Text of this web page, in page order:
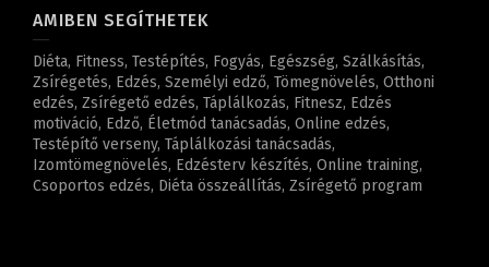
AMIBEN SEGÍTHETEK
Diéta, Fitness, Testépítés, Fogyás, Egészség, Szálkásítás,
Zsírégetés, Edzés, Személyi edző, Tömegnövelés, Otthoni
edzés, Zsírégető edzés, Táplálkozás, Fitnesz, Edzés
motiváció, Edző, Életmód tanácsadás, Online edzés,
Testépítő verseny, Táplálkozási tanácsadás,
Izomtömegnövelés, Edzésterv készítés, Online training,
Csoportos edzés, Diéta összeállítás, Zsírégető program